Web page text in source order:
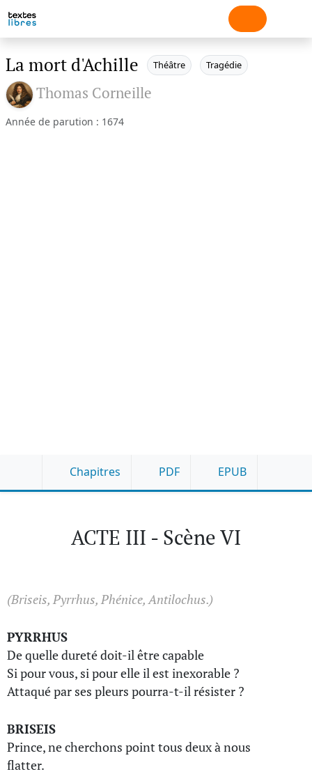
La mort d'Achille Théâtre Tragédie
Thomas Corneille
Année de parution : 1674
Chapitres PDF EPUB
ACTE III - Scène VI
(Briseis, Pyrrhus, Phénice, Antilochus.)
PYRRHUS
De quelle dureté doit-il être capable
Si pour vous, si pour elle il est inexorable ?
Attaqué par ses pleurs pourra-t-il résister ?
BRISEIS
Prince, ne cherchons point tous deux à nous
flatter.